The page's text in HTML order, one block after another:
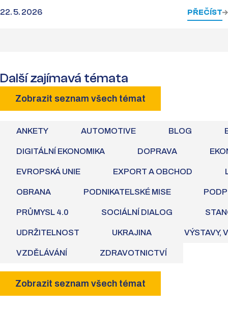
22. 5. 2026 PŘEČÍST
Další zajímavá témata
Zobrazit seznam všech témat
ANKETY AUTOMOTIVE BLOG
DIGITÁLNÍ EKONOMIKA DOPRAVA
EVROPSKÁ UNIE EXPORT A OBCHOD
OBRANA PODNIKATELSKÉ MISE
PRŮMYSL 4.0 SOCIÁLNÍ DIALOG
UDRŽITELNOST UKRAJINA VÝSTAVY,
VZDĚLÁVÁNÍ ZDRAVOTNICTVÍ
Zobrazit seznam všech témat